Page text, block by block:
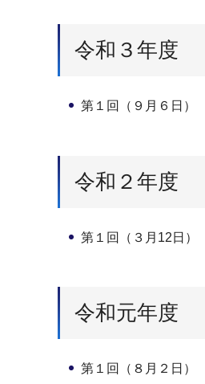
令和３年度
第１回（９月６日）
令和２年度
第１回（３月12日）
令和元年度
第１回（８月２日）